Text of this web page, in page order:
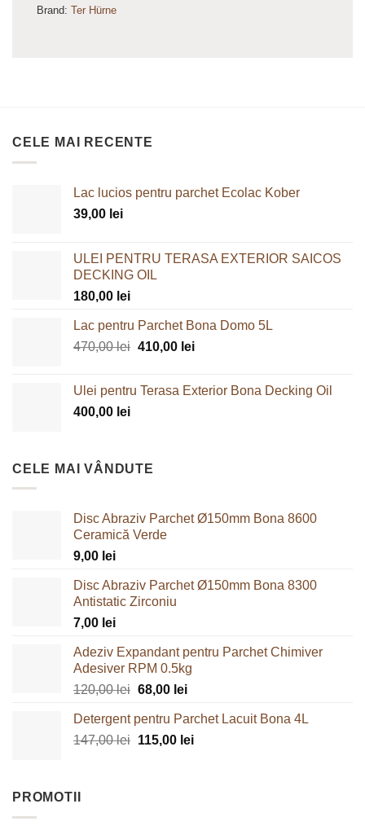
Brand: Ter Hürne
CELE MAI RECENTE
Lac lucios pentru parchet Ecolac Kober
39,00 lei
ULEI PENTRU TERASA EXTERIOR SAICOS
DECKING OIL
180,00 lei
Lac pentru Parchet Bona Domo 5L
470,00lei Prețul
fost:
410,00 leiPrețul
410,00 lei.
Ulei pentru Terasa Exterior Bona Decking Oil
400,00 lei
CELE MAI VÂNDUTE
Disc Abraziv Parchet Ø150mm Bona 8600
Ceramică Verde
9,00 lei
Disc Abraziv Parchet Ø150mm Bona 8300
Antistatic Zirconiu
7,00 lei
Adeziv Expandant pentru Parchet Chimiver
Adesiver RPM 0.5kg
120,00lei Prețul
a
fost:
68,00 leiPrețul
este:
68,00 lei.
Detergent pentru Parchet Lacuit Bona 4L
147,00lei Prețul
115,00 leiPrețul
PROMOTII